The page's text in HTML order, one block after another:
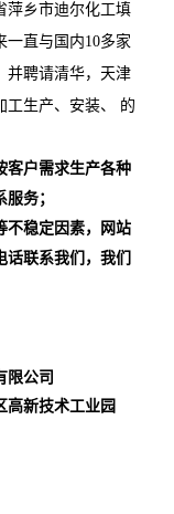
萍乡市迪尔化工填
一直与国内10多家
并聘请清华，天津
工生产、安装、 的
客户需求生产各种
务；
不稳定因素，网站
联系我们，我们
限公司
高新技术工业园